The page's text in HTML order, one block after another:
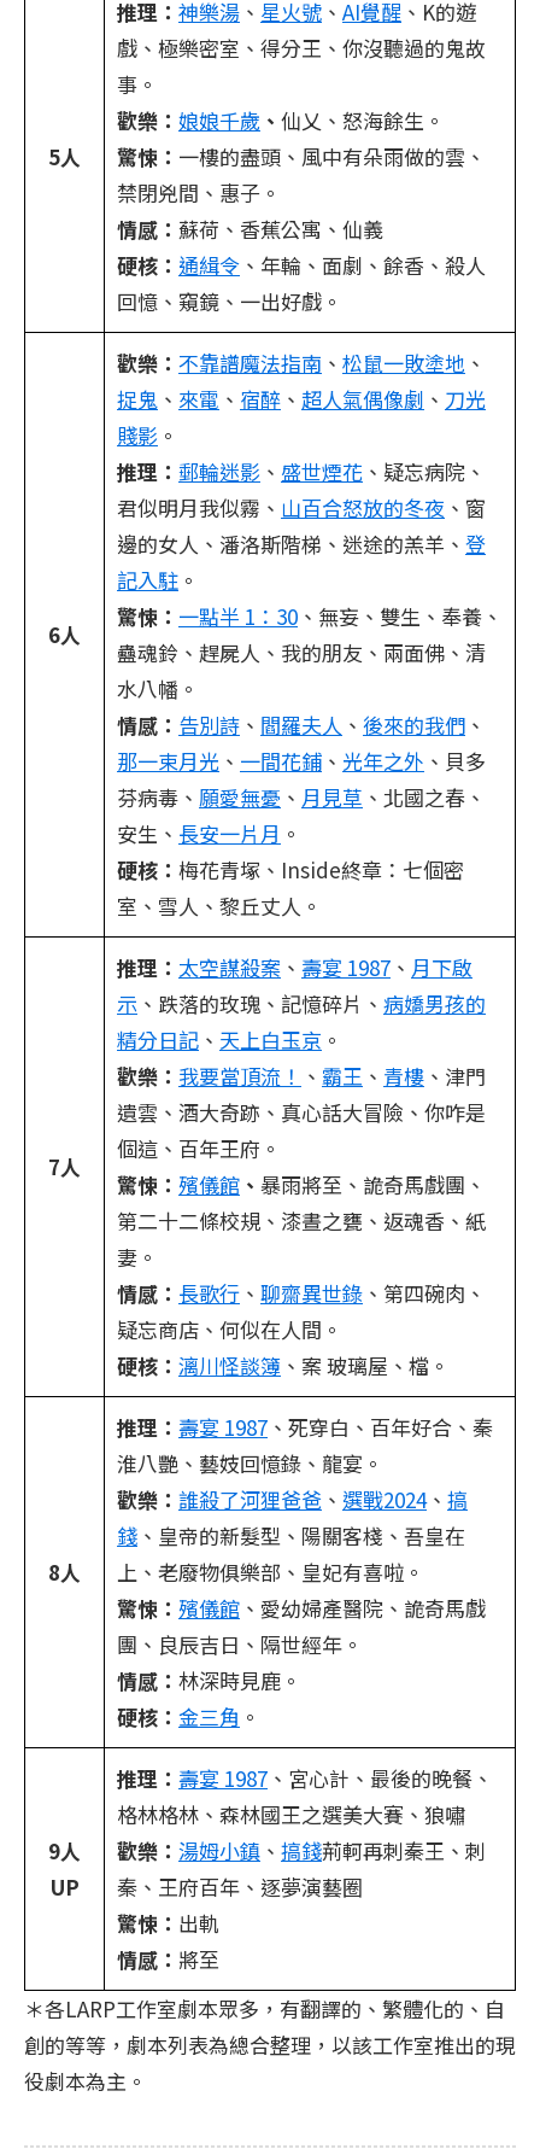
5人
推理： 神樂湯 、 星火號 、 AI覺醒 、K的遊
戲、極樂密室、得分王、你沒聽過的鬼故
事。
歡樂： 娘娘千歲 、 仙乂、怒海餘生。
驚悚： 一樓的盡頭、風中有朵雨做的雲、
禁閉兇間、​惠子。
情感： 蘇荷、​香蕉公寓、​仙義
硬核： 通緝令 、年輪、面劇、​餘香、​殺人
回憶、窺鏡、​一出好戲。
6人
歡樂： 不靠譜魔法指南 、 松鼠一敗塗地 、
捉鬼 、 來電 、 宿醉 、 超人氣偶像劇 、 刀光
賤影 。
推理： 郵輪迷影 、 盛世煙花 、疑忘病院、
君似明月我似霧、 山百合怒放的冬夜 、窗
邊的女人、潘洛斯階梯、迷途的羔羊、 登
記入駐 。
驚悚： 一點半 1：30 、無妄、雙生、奉養、
蠱魂鈴、趕屍人、我的朋友、兩面佛、清
水八幡。
情感： 告別詩 、 閻羅夫人 、 後來的我們 、
那一束月光 、 一間花鋪 、 光年之外 、貝多
芬病毒、 願愛無憂 、 月見草 、北國之春、
安生、 長安一片月 。
硬核： 梅花青塚、Inside終章：七個密
室、雪人、黎丘丈人。
7人
推理： 太空謀殺案 、 壽宴 1987 、 月下啟
示 、跌落的玫瑰、記憶碎片、 病嬌男孩的
精分日記 、 天上白玉京 。
歡樂： 我要當頂流！ 、 霸王 、 青樓 、津門
遺雲、酒大奇跡、​真心話大冒險、你咋是
個這、百年王府。
驚悚： 殯儀館 、 暴雨將至、詭奇馬戲團、
第二十二條校規、​漆晝之甕、返魂香、紙
妻。
情感： 長歌行 、 聊齋異世錄 、第四碗肉、
疑忘商店、何似在人間。
硬核： 漓川怪談簿 、案 玻璃屋、​檔。
8人
推理： 壽宴 1987 、死穿白、百年好合、秦
淮八艷、藝妓回憶錄、龍宴。
歡樂： 誰殺了河狸爸爸 、 選戰2024、 搞
錢 、皇帝的新髮型、陽關客棧、吾皇在
上、老廢物俱樂部、​皇妃有喜啦。
驚悚： 殯儀館 、愛幼婦產醫院、詭奇馬戲
團、良辰吉日、隔世經年。
情感： 林深時見鹿。​​​
硬核： 金三角 。
9人
UP
推理： 壽宴 1987 、宮心計、最後的晚餐、
格林格林、森林國王之選美大賽、狼嘯
歡樂： 湯姆小鎮 、 搞錢荊軻再刺秦王、刺
秦、王府百年、逐夢演藝圈
驚悚： 出軌
情感： 將至
＊各LARP工作室劇本眾多，有翻譯的、繁體化的、自
創的等等，劇本列表為總合整理，以該工作室推出的現
役劇本為主。